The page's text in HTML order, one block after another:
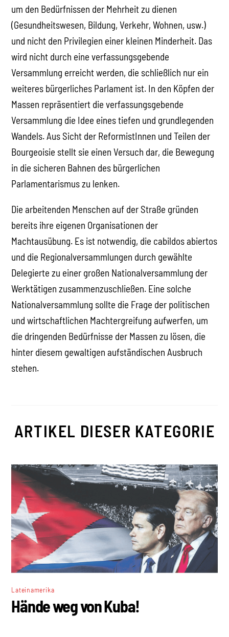
um den Bedürfnissen der Mehrheit zu dienen
(Gesundheitswesen, Bildung, Verkehr, Wohnen, usw.)
und nicht den Privilegien einer kleinen Minderheit. Das
wird nicht durch eine verfassungsgebende
Versammlung erreicht werden, die schließlich nur ein
weiteres bürgerliches Parlament ist. In den Köpfen der
Massen repräsentiert die verfassungsgebende
Versammlung die Idee eines tiefen und grundlegenden
Wandels. Aus Sicht der ReformistInnen und Teilen der
Bourgeoisie stellt sie einen Versuch dar, die Bewegung
in die sicheren Bahnen des bürgerlichen
Parlamentarismus zu lenken.
Die arbeitenden Menschen auf der Straße gründen
bereits ihre eigenen Organisationen der
Machtausübung. Es ist notwendig, die cabildos abiertos
und die Regionalversammlungen durch gewählte
Delegierte zu einer großen Nationalversammlung der
Werktätigen zusammenzuschließen. Eine solche
Nationalversammlung sollte die Frage der politischen
und wirtschaftlichen Machtergreifung aufwerfen, um
die dringenden Bedürfnisse der Massen zu lösen, die
hinter diesem gewaltigen aufständischen Ausbruch
stehen.
ARTIKEL DIESER KATEGORIE
Lateinamerika
Hände weg von Kuba!